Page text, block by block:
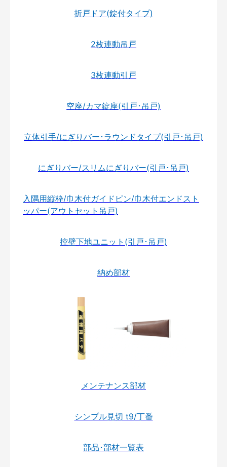
折戸ドア(錠付タイプ)
2枚連動吊戸
3枚連動引戸
空座/カマ錠座(引戸･吊戸)
立体引手/にぎりバー･ラウンドタイプ(引戸･吊戸)
にぎりバー/スリムにぎりバー(引戸･吊戸)
入隅用縦枠/巾木付ガイドピン/巾木付エンドスト
ッパー(アウトセット吊戸)
控壁下地ユニット(引戸･吊戸)
納め部材
メンテナンス部材
シンプル見切 t9/丁番
部品･部材一覧表